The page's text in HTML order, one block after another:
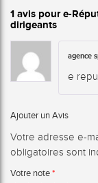
1 avis poure-
dirigeants
agence
e
Ajouter un Avis
Votre adresse e-
obligatoires sont
Votre note *